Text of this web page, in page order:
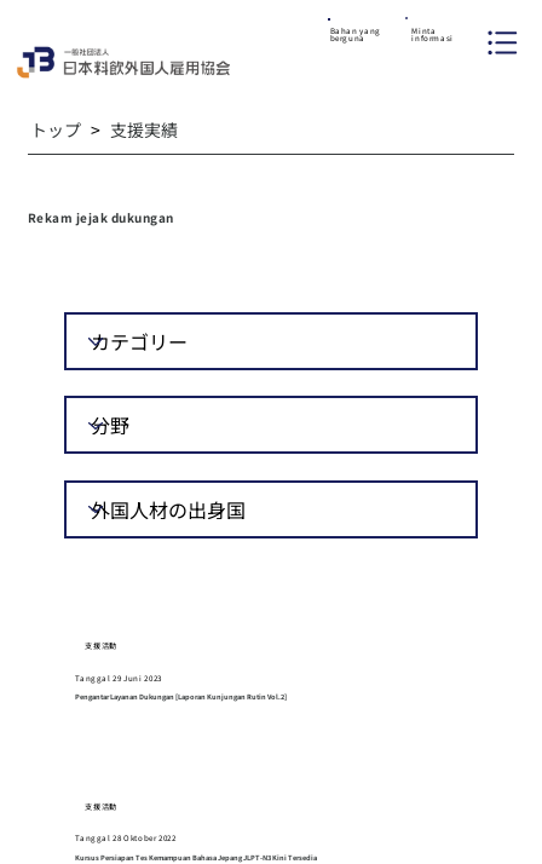
Bahan yang
berguna
Minta
informasi
Rekam jejak dukungan
支援活動
Tanggal 29 Juni 2023
Pengantar Layanan Dukungan [Laporan Kunjungan Rutin Vol.2]
支援活動
Tanggal 28 Oktober 2022
Kursus Persiapan Tes Kemampuan Bahasa Jepang JLPT-N3 Kini Tersedia
トップ > 支援実績